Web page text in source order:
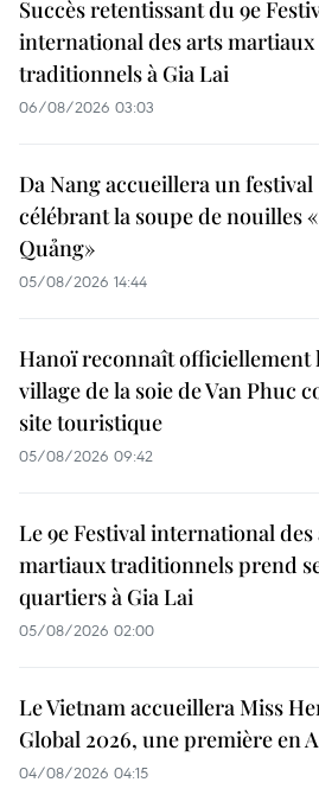
Succès retentissant du 9e
international des arts martiaux
traditionnels à Gia Lai
06/08/2026 03:03
Da Nang accueillera un festival
célébrant la soupe de nouilles
Quảng»
05/08/2026 14:44
Hanoï reconnaît officiellement
village de la soie de Van Phuc
site touristique
05/08/2026 09:42
Le 9e Festival international des
martiaux traditionnels prend
quartiers à Gia Lai
05/08/2026 02:00
Le Vietnam accueillera Miss
Global 2026, une première en
04/08/2026 04:15